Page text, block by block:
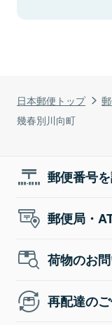
日本郵便トップ
幾春別川向町
郵便番号
郵便局・
荷物のお
再配達の